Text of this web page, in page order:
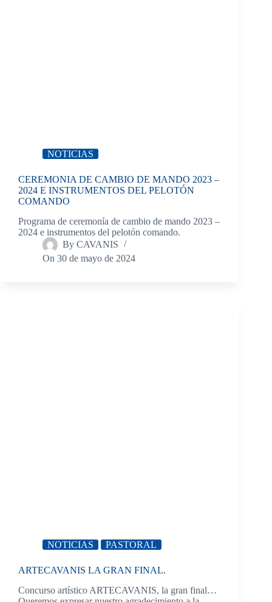
NOTICIAS
CEREMONIA DE CAMBIO DE MANDO 2023 –
2024 E INSTRUMENTOS DEL PELOTÓN
COMANDO
Programa de ceremonía de cambio de mando 2023 –
2024 e instrumentos del pelotón comando.
By CAVANIS
On 30 de mayo de 2024
NOTICIAS PASTORAL
ARTECAVANIS LA GRAN FINAL.
Concurso artístico ARTECAVANIS, la gran final…